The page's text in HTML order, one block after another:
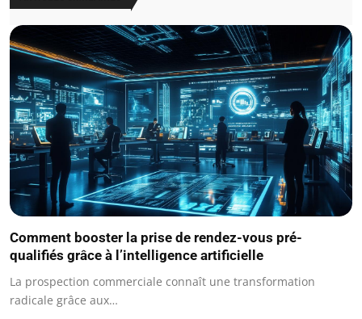
Comment booster la prise de rendez-vous pré-
qualifiés grâce à l’intelligence artificielle
La prospection commerciale connaît une transformation
radicale grâce aux…